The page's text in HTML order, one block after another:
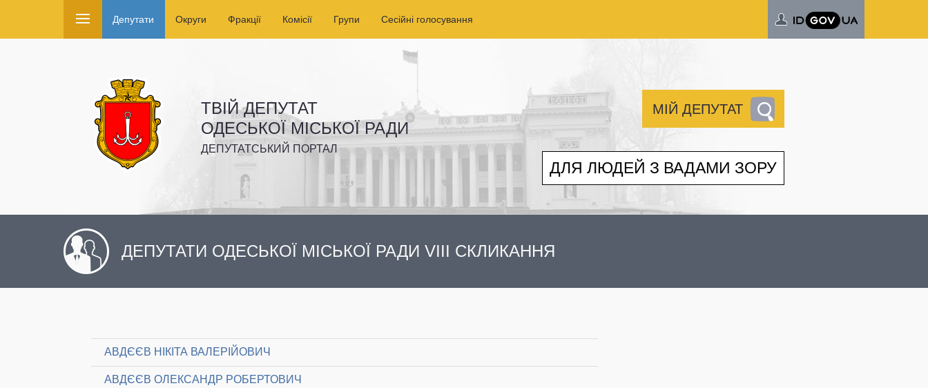
Депутати Округи Фракції Комісії Групи Сесійні голосування
ТВІЙ ДЕПУТАТ
ОДЕСЬКОЇ МІСЬКОЇ РАДИ
ДЕПУТАТСЬКИЙ ПОРТАЛ
МІЙ ДЕПУТАТ
ДЛЯ ЛЮДЕЙ З ВАДАМИ ЗОРУ
ДЕПУТАТИ ОДЕСЬКОЇ МІСЬКОЇ РАДИ VIII СКЛИКАННЯ
АВДЄЄВ НІКІТА ВАЛЕРІЙОВИЧ
АВДЄЄВ ОЛЕКСАНДР РОБЕРТОВИЧ